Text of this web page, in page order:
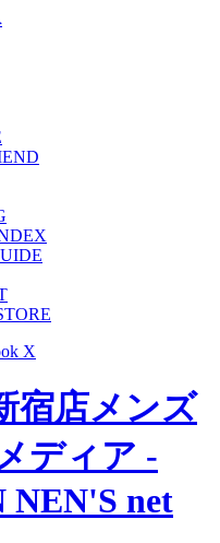
X
宿店メンズ
ディア -
NEN'S net